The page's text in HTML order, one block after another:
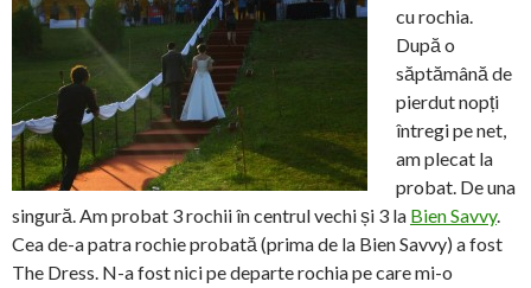
cu rochia.
După o
săptămână de
pierdut nopți
întregi pe net,
am plecat la
probat. De una
singură. Am probat 3 rochii în centrul vechi și 3 la Bien Savvy.
Cea de-a patra rochie probată (prima de la Bien Savvy) a fost
The Dress. N-a fost nici pe departe rochia pe care mi-o